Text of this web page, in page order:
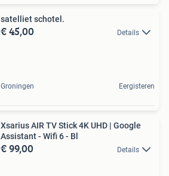
satelliet schotel.
€ 45,00 Details
Groningen Eergisteren
Xsarius AIR TV Stick 4K UHD | Google
Assistant - Wifi 6 - Bl
€ 99,00 Details